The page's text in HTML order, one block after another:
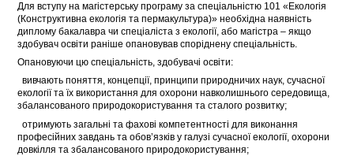
Для вступу на магістерську програму за спеціальністю 101 «Екологія
(Конструктивна екологія та пермакультура)» необхідна наявність
диплому бакалавра чи спеціаліста з екології, або магістра – якщо
здобувач освіти раніше опановував споріднену спеціальність.
Опановуючи цю спеціальність, здобувачі освіти:
 вивчають поняття, концепції, принципи природничих наук, сучасної
екології та їх використання для охорони навколишнього середовища,
збалансованого природокористування та сталого розвитку;
 отримують загальні та фахові компетентності для виконання
професійних завдань та обов’язків у галузі сучасної екології, охорони
довкілля та збалансованого природокористування;